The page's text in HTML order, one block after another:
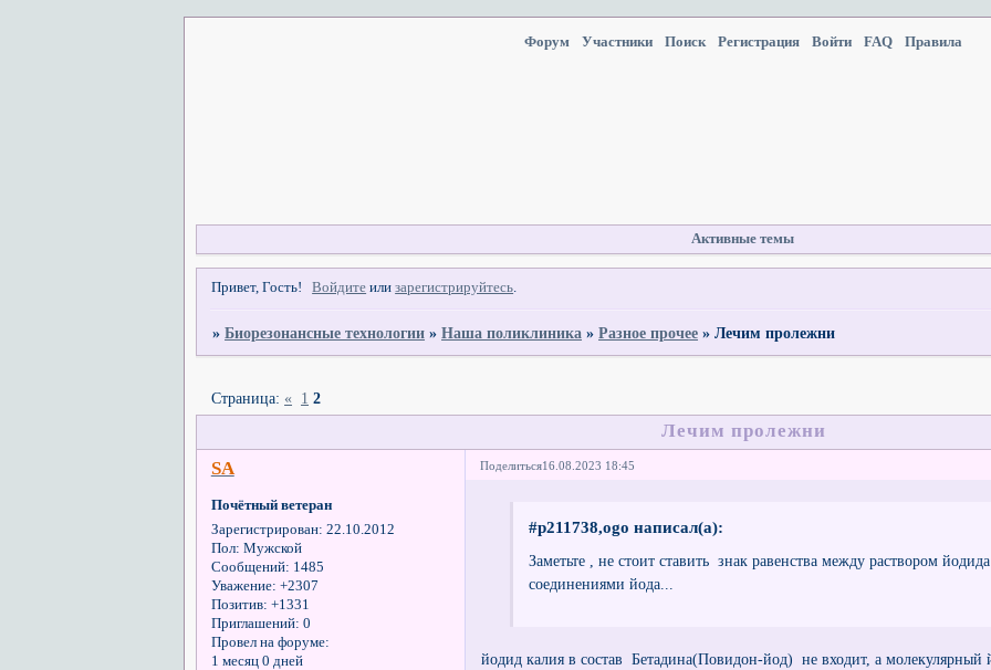
Форум Участники Поиск Регистрация Войти FAQ Правила
Активные темы
Привет, Гость! Войдите илизарегистрируйтесь.
»Биорезонансные технологии »Наша поликлиника »Разное прочее »Лечим пролежни
Лечим пролежни
Страница: « 1 2
Поделиться16.08.2023 18:45
SA
Почётный ветеран
Зарегистрирован: 22.10.2012
Пол: Мужской
Сообщений: 1485
Уважение: +2307
Позитив: +1331
Приглашений: 0
Провел на форуме:
1 месяц 0 дней
#p211738,ogo написал(а):
Заметьте , не стоит ставить знак равенства между раствором
соединениями йода...
йодид калия в состав Бетадина(Повидон-йод) не входит, а молекулярный